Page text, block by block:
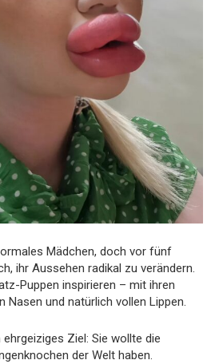
Mädchen, doch vor fünf
ihr Aussehen radikal zu verändern.
Puppen inspirieren – mit ihren
Nasen und natürlich vollen Lippen.
Ziel: Sie wollte die
der Welt haben.